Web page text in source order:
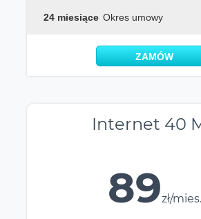
24 miesiące Okres umowy
ZAMÓW
Internet 40
89zł/mies.